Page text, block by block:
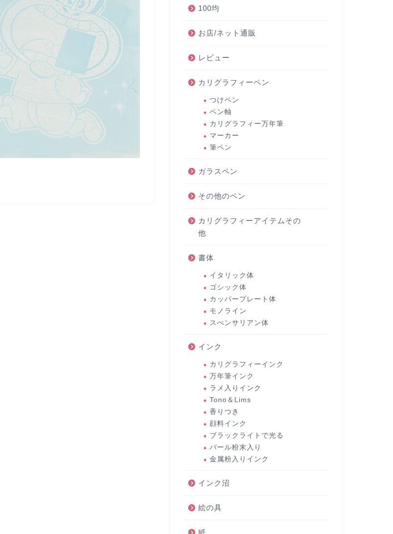
100均
お店/ネット通販
レビュー
カリグラフィーペン
つけペン
ペン軸
カリグラフィー万年筆
マーカー
筆ペン
ガラスペン
その他のペン
カリグラフィーアイテムその
他
書体
イタリック体
ゴシック体
カッパープレート体
モノライン
スぺンサリアン体
インク
カリグラフィーインク
万年筆インク
ラメ入りインク
Tono＆Lims
香りつき
顔料インク
ブラックライトで光る
パール粉末入り
金属粉入りインク
インク沼
絵の具